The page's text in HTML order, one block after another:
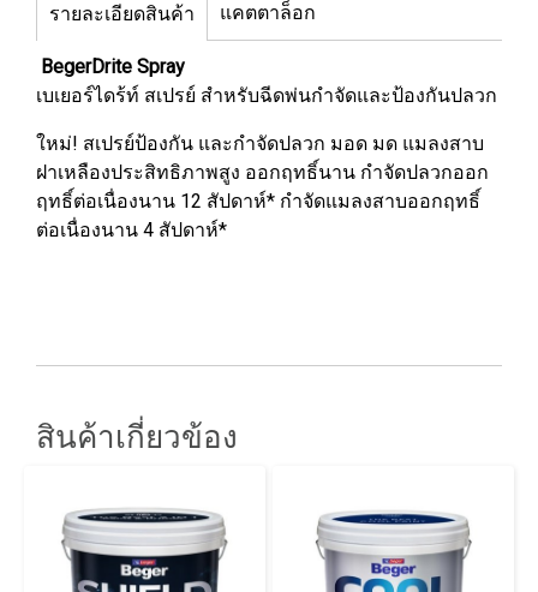
รายละเอียดสินค้า แคตตาล็อก
BegerDrite Spray
เบเยอร์ไดร้ท์ สเปรย์ สำหรับฉีดพ่นกำจัดและป้องกันปลวก
ใหม่! สเปรย์ป้องกัน และกำจัดปลวก มอด มด แมลงสาบ
ฝาเหลืองประสิทธิภาพสูง ออกฤทธิ์นาน กำจัดปลวกออก
ฤทธิ์ต่อเนื่องนาน 12 สัปดาห์* กำจัดแมลงสาบออกฤทธิ์
ต่อเนื่องนาน 4 สัปดาห์*
สินค้าเกี่ยวข้อง